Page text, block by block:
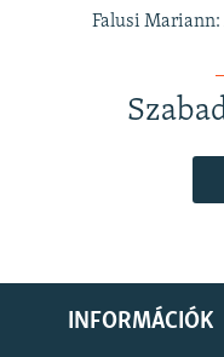
Falusi Mariann:
INFORMÁCIÓK